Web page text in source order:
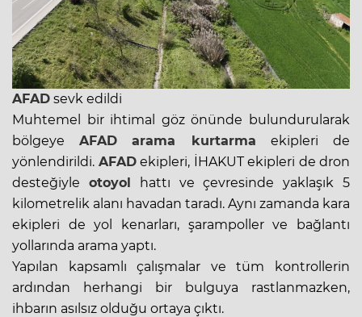
AFAD sevk edildi
Muhtemel bir ihtimal göz önünde bulundurularak
bölgeyeAFAD arama kurtarma ekipleri de
yönlendirildi. AFADekipleri, İHAKUT ekipleri de dron
desteğiyle otoyol hattı ve çevresinde yaklaşık 5
kilometrelik alanı havadan taradı. Aynı zamanda kara
ekipleri de yol kenarları, şarampoller ve bağlantı
yollarında arama yaptı.
Yapılan kapsamlı çalışmalar ve tüm kontrollerin
ardından herhangi bir bulguya rastlanmazken,
ihbarın asılsız olduğu ortaya çıktı.